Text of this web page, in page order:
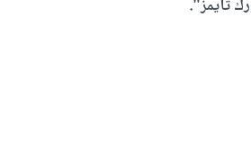
تايمز".